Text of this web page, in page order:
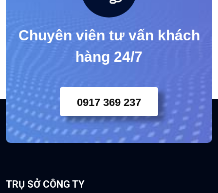
Chuyên viên tư vấn khách
hàng 24/7
0917 369 237
TRỤ SỞ CÔNG TY